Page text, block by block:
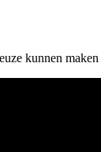
kunnen